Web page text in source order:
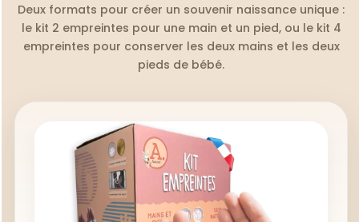
Deux formats pour créer un souvenir naissance unique :
le kit 2 empreintes pour une main et un pied, ou le kit 4
empreintes pour conserver les deux mains et les deux
pieds de bébé.